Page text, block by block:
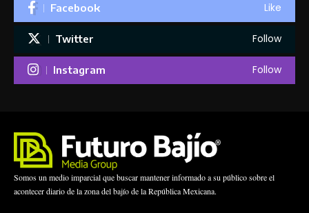
Facebook Like
Twitter Follow
Instagram Follow
Somos un medio imparcial que buscar mantener informado a su público sobre el
acontecer diario de la zona del bajío de la República Mexicana.